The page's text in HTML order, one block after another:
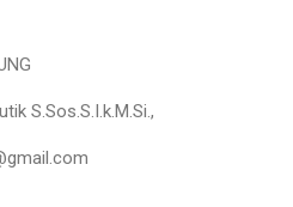
S.Sos.S.I.k.M.Si.,